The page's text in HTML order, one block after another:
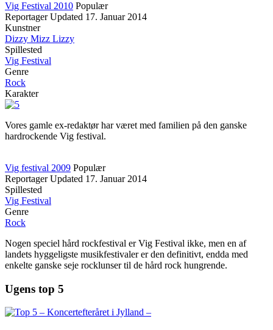
Vig Festival 2010 Populær
Reportager Updated 17. Januar 2014
Kunstner
Dizzy Mizz Lizzy
Spillested
Vig Festival
Genre
Rock
Karakter
Vores gamle ex-redaktør har været med familien på den ganske
hardrockende Vig festival.
Vig festival 2009 Populær
Reportager Updated 17. Januar 2014
Spillested
Vig Festival
Genre
Rock
Nogen speciel hård rockfestival er Vig Festival ikke, men en af
landets hyggeligste musikfestivaler er den definitivt, endda med
enkelte ganske seje rocklunser til de hård rock hungrende.
Ugens top 5